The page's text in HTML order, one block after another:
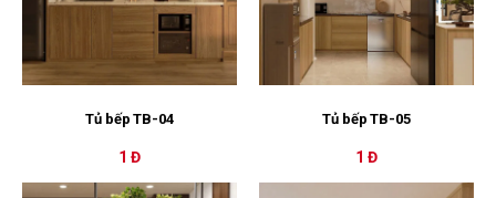
Tủ bếp TB-04
1 Đ
Tủ bếp TB-05
1 Đ